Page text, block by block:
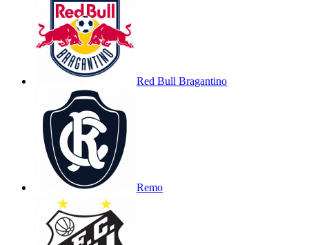
Red Bull Bragantino
Remo